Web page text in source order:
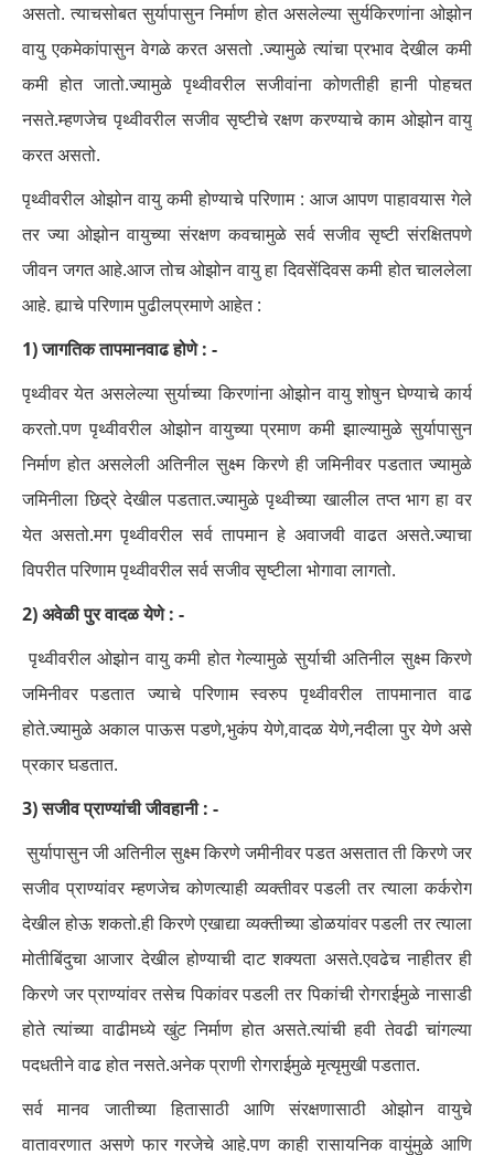
असतो. त्याचसोबत सुर्यापासुन निर्माण होत असलेल्या सुर्यकिरणांना ओझोन
वायु एकमेकांपासुन वेगळे करत असतो .ज्यामुळे त्यांचा प्रभाव देखील कमी
कमी होत जातो.ज्यामुळे पृथ्वीवरील सजीवांना कोणतीही हानी पोहचत
नसते.म्हणजेच पृथ्वीवरील सजीव सृष्टीचे रक्षण करण्याचे काम ओझोन वायु
करत असतो.
पृथ्वीवरील ओझोन वायु कमी होण्याचे परिणाम : आज आपण पाहावयास गेले
तर ज्या ओझोन वायुच्या संरक्षण कवचामुळे सर्व सजीव सृष्टी संरक्षितपणे
जीवन जगत आहे.आज तोच ओझोन वायु हा दिवसेंदिवस कमी होत चाललेला
आहे. ह्याचे परिणाम पुढीलप्रमाणे आहेत :
1) जागतिक तापमानवाढ होणे : -
पृथ्वीवर येत असलेल्या सुर्याच्या किरणांना ओझोन वायु शोषुन घेण्याचे कार्य
करतो.पण पृथ्वीवरील ओझोन वायुच्या प्रमाण कमी झाल्यामुळे सुर्यापासुन
निर्माण होत असलेली अतिनील सुक्ष्म किरणे ही जमिनीवर पडतात ज्यामुळे
जमिनीला छिद्रे देखील पडतात.ज्यामुळे पृथ्वीच्या खालील तप्त भाग हा वर
येत असतो.मग पृथ्वीवरील सर्व तापमान हे अवाजवी वाढत असते.ज्याचा
विपरीत परिणाम पृथ्वीवरील सर्व सजीव सृष्टीला भोगावा लागतो.
2) अवेळी पुर वादळ येणे : -
पृथ्वीवरील ओझोन वायु कमी होत गेल्यामुळे सुर्याची अतिनील सुक्ष्म किरणे
जमिनीवर पडतात ज्याचे परिणाम स्वरुप पृथ्वीवरील तापमानात वाढ
होते.ज्यामुळे अकाल पाऊस पडणे,भुकंप येणे,वादळ येणे,नदीला पुर येणे असे
प्रकार घडतात.
3) सजीव प्राण्यांची जीवहानी : -
सुर्यापासुन जी अतिनील सुक्ष्म किरणे जमीनीवर पडत असतात ती किरणे जर
सजीव प्राण्यांवर म्हणजेच कोणत्याही व्यक्तीवर पडली तर त्याला कर्करोग
देखील होऊ शकतो.ही किरणे एखाद्या व्यक्तीच्या डोळयांवर पडली तर त्याला
मोतीबिंदुचा आजार देखील होण्याची दाट शक्यता असते.एवढेच नाहीतर ही
किरणे जर प्राण्यांवर तसेच पिकांवर पडली तर पिकांची रोगराईमुळे नासाडी
होते त्यांच्या वाढीमध्ये खुंट निर्माण होत असते.त्यांची हवी तेवढी चांगल्या
पदधतीने वाढ होत नसते.अनेक प्राणी रोगराईमुळे मृत्यृमुखी पडतात.
सर्व मानव जातीच्या हितासाठी आणि संरक्षणासाठी ओझोन वायुचे
वातावरणात असणे फार गरजेचे आहे.पण काही रासायनिक वायुंमुळे आणि